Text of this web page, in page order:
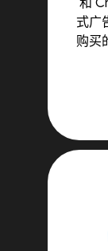
和
式广
购买